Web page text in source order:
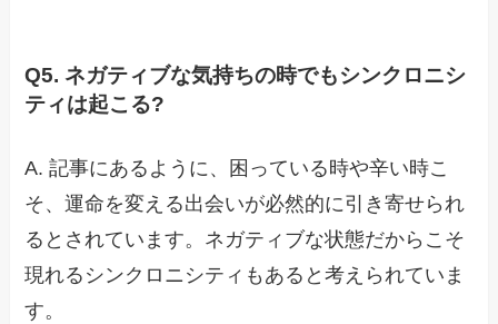
Q5. ネガティブな気持ちの時でもシンクロニシ
ティは起こる?
A. 記事にあるように、困っている時や辛い時こ
そ、運命を変える出会いが必然的に引き寄せられ
るとされています。ネガティブな状態だからこそ
現れるシンクロニシティもあると考えられていま
す。